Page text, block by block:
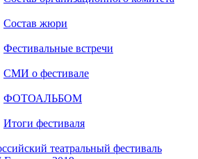
Состав жюри
Фестивальные встречи
СМИ о фестивале
ФОТОАЛЬБОМ
Итоги фестиваля
театральный фестиваль